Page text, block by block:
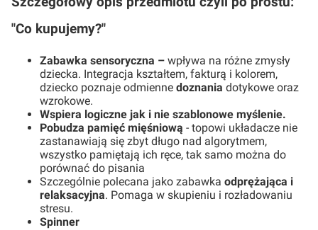
"Co kupujemy?"
Zabawka sensoryczna – wpływa na różne zmysły
dziecka. Integracja kształtem, fakturą i kolorem,
dziecko poznaje odmienne doznania dotykowe oraz
wzrokowe.
Wspiera logiczne jak i nie szablonowe myślenie.
Pobudza pamięć mięśniową - topowi układacze nie
zastanawiają się zbyt długo nad algorytmem,
wszystko pamiętają ich ręce, tak samo można do
porównać do pisania
Szczególnie polecana jako zabawka odprężająca i
relaksacyjna. Pomaga w skupieniu i rozładowaniu
stresu.
Spinner